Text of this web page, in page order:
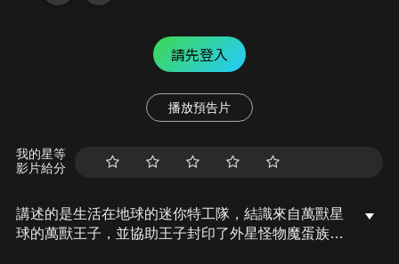
請先登入
播放預告片
我的星等
影片給分
講述的是生活在地球的迷你特工隊，結識來自萬獸星
球的萬獸王子，並協助王子封印了外星怪物魔蛋族，